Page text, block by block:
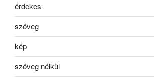
érdekes
szöveg
kép
szöveg nélkül